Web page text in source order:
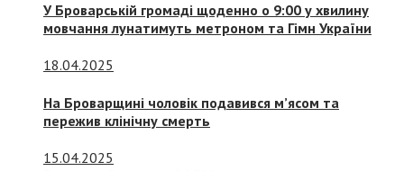
У Броварській громаді щоденно о 9:00 у хвилину
мовчання лунатимуть метроном та Гімн України
18.04.2025
На Броварщині чоловік подавився м’ясом та
пережив клінічну смерть
15.04.2025